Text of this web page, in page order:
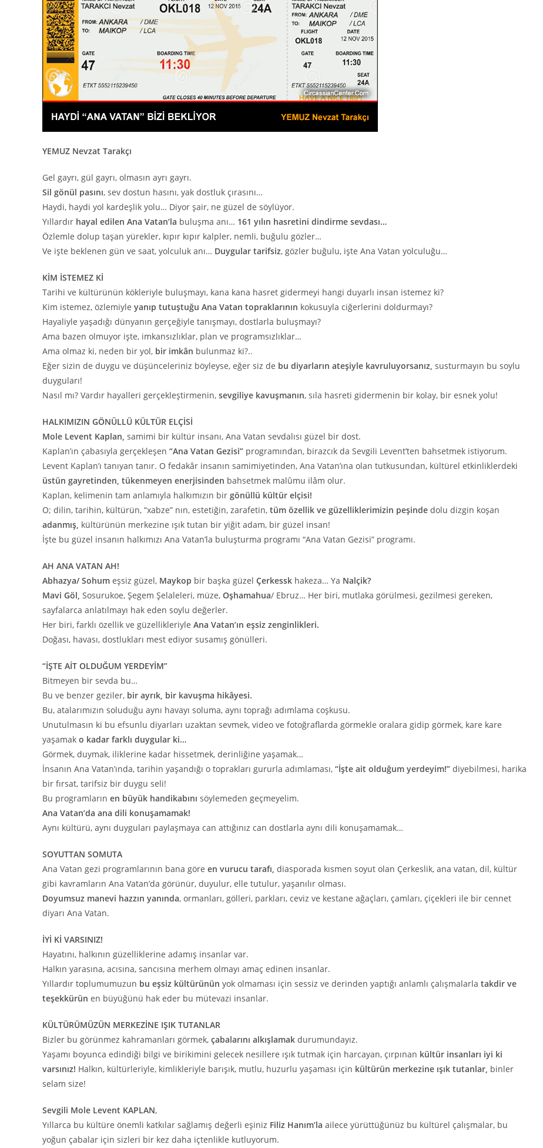
YEMUZ Nevzat Tarakçı
Gel gayrı, gül gayrı, olmasın ayrı gayrı.
Sil gönül pasını, sev dostun hasını, yak dostluk çırasını…
Haydi, haydi yol kardeşlik yolu… Diyor şair, ne güzel de söylüyor.
Yıllardır hayal edilen Ana Vatan’la buluşma anı… 161 yılın hasretini dindirme sevdası…
Özlemle dolup taşan yürekler, kıpır kıpır kalpler, nemli, buğulu gözler…
Ve işte beklenen gün ve saat, yolculuk anı… Duygular tarifsiz, gözler buğulu, işte Ana Vatan yolculuğu…
KİM İSTEMEZ Kİ
Tarihi ve kültürünün kökleriyle buluşmayı, kana kana hasret gidermeyi hangi duyarlı insan istemez ki?
Kim istemez, özlemiyle yanıp tutuştuğu Ana Vatan topraklarının kokusuyla ciğerlerini doldurmayı?
Hayaliyle yaşadığı dünyanın gerçeğiyle tanışmayı, dostlarla buluşmayı?
Ama bazen olmuyor işte, imkansızlıklar, plan ve programsızlıklar…
Ama olmaz ki, neden bir yol, bir imkân bulunmaz ki?..
Eğer sizin de duygu ve düşünceleriniz böyleyse, eğer siz de bu diyarların ateşiyle kavruluyorsanız, susturmayın bu soylu
duyguları!
Nasıl mı? Vardır hayalleri gerçekleştirmenin, sevgiliye kavuşmanın, sıla hasreti gidermenin bir kolay, bir esnek yolu!
HALKIMIZIN GÖNÜLLÜ KÜLTÜR ELÇİSİ
Mole Levent Kaplan, samimi bir kültür insanı, Ana Vatan sevdalısı güzel bir dost.
Kaplan’ın çabasıyla gerçekleşen “Ana Vatan Gezisi” programından, birazcık da Sevgili Levent’ten bahsetmek istiyorum.
Levent Kaplan’ı tanıyan tanır. O fedakâr insanın samimiyetinden, Ana Vatan’ına olan tutkusundan, kültürel etkinliklerdeki
üstün gayretinden, tükenmeyen enerjisinden bahsetmek malûmu ilâm olur.
Kaplan, kelimenin tam anlamıyla halkımızın bir gönüllü kültür elçisi!
O; dilin, tarihin, kültürün, “xabze” nın, estetiğin, zarafetin, tüm özellik ve güzelliklerimizin peşinde dolu dizgin koşan
adanmış, kültürünün merkezine ışık tutan bir yiğit adam, bir güzel insan!
İşte bu güzel insanın halkımızı Ana Vatan’la buluşturma programı “Ana Vatan Gezisi” programı.
AH ANA VATAN AH!
Abhazya/ Sohum eşsiz güzel, Maykop bir başka güzel Çerkessk hakeza… Ya Nalçik?
Mavi Göl, Sosurukoe, Şegem Şelaleleri, müze, Oşhamahua/ Ebruz… Her biri, mutlaka görülmesi, gezilmesi gereken,
sayfalarca anlatılmayı hak eden soylu değerler.
Her biri, farklı özellik ve güzellikleriyle Ana Vatan’ın eşsiz zenginlikleri.
Doğası, havası, dostlukları mest ediyor susamış gönülleri.
“İŞTE AİT OLDUĞUM YERDEYİM”
Bitmeyen bir sevda bu…
Bu ve benzer geziler, bir ayrık, bir kavuşma hikâyesi.
Bu, atalarımızın soluduğu aynı havayı soluma, aynı toprağı adımlama coşkusu.
Unutulmasın ki bu efsunlu diyarları uzaktan sevmek, video ve fotoğraflarda görmekle oralara gidip görmek, kare kare
yaşamak o kadar farklı duygular ki…
Görmek, duymak, iliklerine kadar hissetmek, derinliğine yaşamak…
İnsanın Ana Vatan’ında, tarihin yaşandığı o toprakları gururla adımlaması, “İşte ait olduğum yerdeyim!” diyebilmesi, harika
bir fırsat, tarifsiz bir duygu seli!
Bu programların en büyük handikabını söylemeden geçmeyelim.
Ana Vatan’da ana dili konuşamamak!
Aynı kültürü, aynı duyguları paylaşmaya can attığınız can dostlarla aynı dili konuşamamak…
SOYUTTAN SOMUTA
Ana Vatan gezi programlarının bana göre en vurucu tarafı, diasporada kısmen soyut olan Çerkeslik, ana vatan, dil, kültür
gibi kavramların Ana Vatan’da görünür, duyulur, elle tutulur, yaşanılır olması.
Doyumsuz manevi hazzın yanında, ormanları, gölleri, parkları, ceviz ve kestane ağaçları, çamları, çiçekleri ile bir cennet
diyarı Ana Vatan.
İYİ Kİ VARSINIZ!
Hayatını, halkının güzelliklerine adamış insanlar var.
Halkın yarasına, acısına, sancısına merhem olmayı amaç edinen insanlar.
Yıllardır toplumumuzun bu eşsiz kültürünün yok olmaması için sessiz ve derinden yaptığı anlamlı çalışmalarla takdir ve
teşekkürün en büyüğünü hak eder bu mütevazi insanlar.
KÜLTÜRÜMÜZÜN MERKEZİNE IŞIK TUTANLAR
Bizler bu görünmez kahramanları görmek, çabalarını alkışlamak durumundayız.
Yaşamı boyunca edindiği bilgi ve birikimini gelecek nesillere ışık tutmak için harcayan, çırpınan kültür insanları iyi ki
varsınız! Halkın, kültürleriyle, kimlikleriyle barışık, mutlu, huzurlu yaşaması için kültürün merkezine ışık tutanlar, binler
selam size!
Sevgili Mole Levent KAPLAN,
Yıllarca bu kültüre önemli katkılar sağlamış değerli eşiniz Filiz Hanım’la ailece yürüttüğünüz bu kültürel çalışmalar, bu
yoğun çabalar için sizleri bir kez daha içtenlikle kutluyorum.